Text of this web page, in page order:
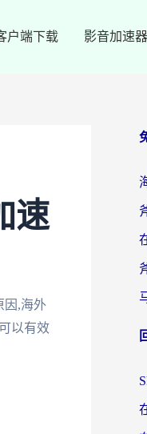
户端下载 影音加速器
速
因,海外
以有效